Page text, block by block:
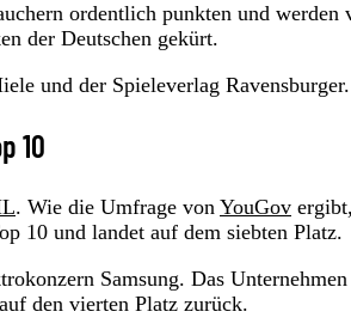
ordentlich punkten und werden
der Deutschen gekürt.
und der Spieleverlag Ravensburger.
10
. Wie die Umfrage von YouGov
10 und landet auf dem siebten Platz.
Samsung. Das Unternehmen
den vierten Platz zurück.